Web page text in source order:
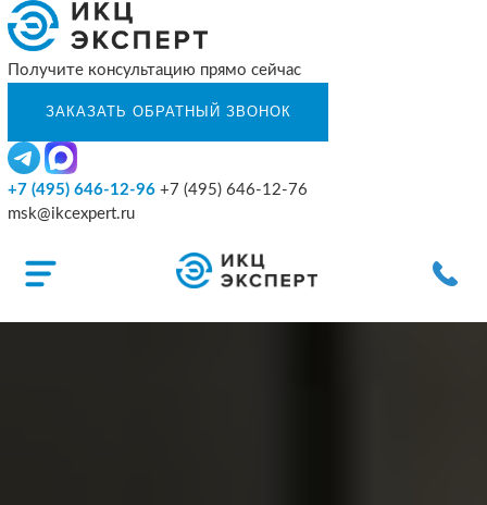
Получите консультацию прямо сейчас
+7 (495) 646-12-96 +7 (495) 646-12-76
msk@ikcexpert.ru